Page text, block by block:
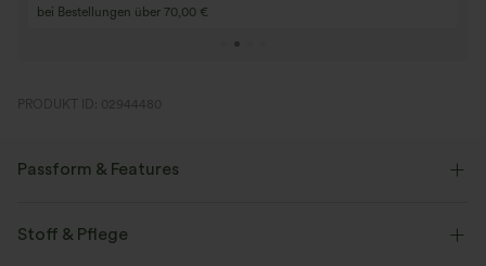
Kaufen Sie 4 für 3, kaufen Sie 8 für 6
PRODUKT ID: 02944480
Passform & Features
Stoff & Pflege